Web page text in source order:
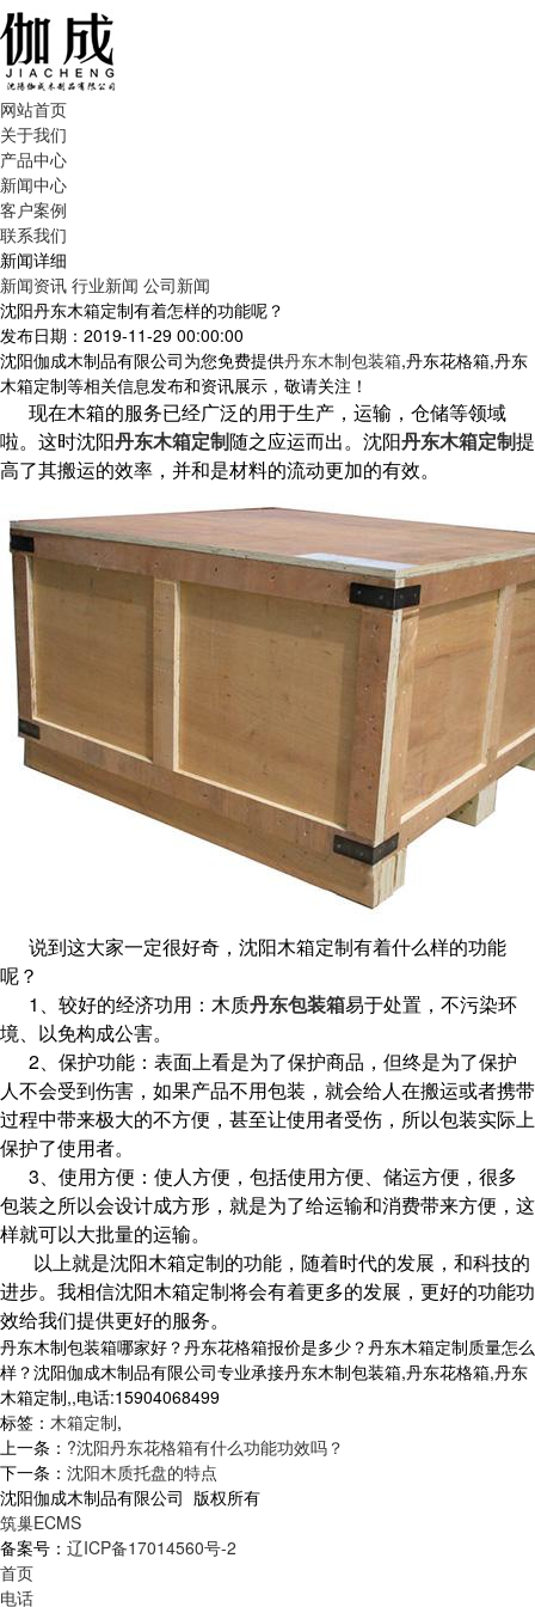
网站首页
关于我们
产品中心
新闻中心
客户案例
联系我们
新闻详细
新闻资讯 行业新闻 公司新闻
沈阳丹东木箱定制有着怎样的功能呢？
发布日期：2019-11-29 00:00:00
沈阳伽成木制品有限公司为您免费提供丹东木制包装箱,丹东花格箱,丹东
木箱定制等相关信息发布和资讯展示，敬请关注！
现在木箱的服务已经广泛的用于生产，运输，仓储等领域
啦。这时沈阳丹东木箱定制随之应运而出。沈阳丹东木箱定制提
高了其搬运的效率，并和是材料的流动更加的有效。
说到这大家一定很好奇，沈阳木箱定制有着什么样的功能
呢？
1、较好的经济功用：木质丹东包装箱易于处置，不污染环
境、以免构成公害。
2、保护功能：表面上看是为了保护商品，但终是为了保护
人不会受到伤害，如果产品不用包装，就会给人在搬运或者携带
过程中带来极大的不方便，甚至让使用者受伤，所以包装实际上
保护了使用者。
3、使用方便：使人方便，包括使用方便、储运方便，很多
包装之所以会设计成方形，就是为了给运输和消费带来方便，这
样就可以大批量的运输。
以上就是沈阳木箱定制的功能，随着时代的发展，和科技的
进步。我相信沈阳木箱定制将会有着更多的发展，更好的功能功
效给我们提供更好的服务。
丹东木制包装箱哪家好？丹东花格箱报价是多少？丹东木箱定制质量怎么
样？沈阳伽成木制品有限公司专业承接丹东木制包装箱,丹东花格箱,丹东
木箱定制,,电话:15904068499
标签： 木箱定制,
上一条： ?沈阳丹东花格箱有什么功能功效吗？
下一条： 沈阳木质托盘的特点
沈阳伽成木制品有限公司 版权所有
筑巢ECMS
备案号： 辽ICP备17014560号-2
首页
电话